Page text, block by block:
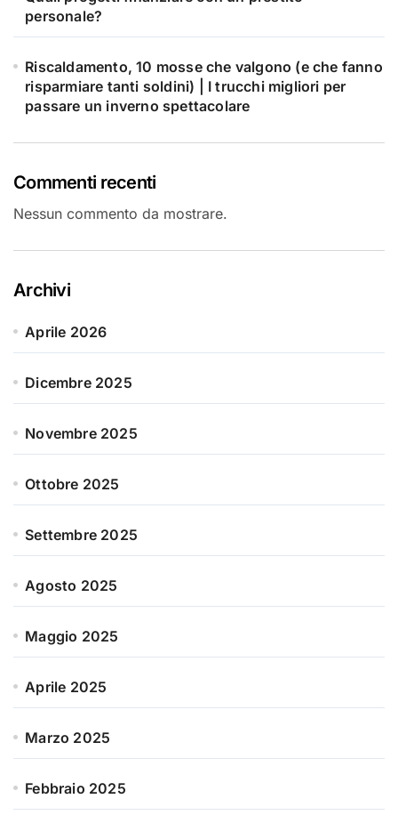
personale?
Riscaldamento, 10 mosse che valgono (e che fanno
risparmiare tanti soldini) | I trucchi migliori per
passare un inverno spettacolare
Commenti recenti
Nessun commento da mostrare.
Archivi
Aprile 2026
Dicembre 2025
Novembre 2025
Ottobre 2025
Settembre 2025
Agosto 2025
Maggio 2025
Aprile 2025
Marzo 2025
Febbraio 2025